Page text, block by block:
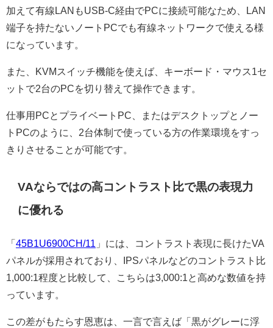
加えて有線LANもUSB-C経由でPCに接続可能なため、LAN
端子を持たないノートPCでも有線ネットワークで使える様
になっています。
また、KVMスイッチ機能を使えば、キーボード・マウス1セ
ットで2台のPCを切り替えて操作できます。
仕事用PCとプライベートPC、またはデスクトップとノー
トPCのように、2台体制で使っている方の作業環境をすっ
きりさせることが可能です。
VAならではの高コントラスト比で黒の表現力
に優れる
「 45B1U6900CH/11
」には、コントラスト表現に長けたVA
パネルが採用されており、IPSパネルなどのコントラスト比
1,000:1程度と比較して、こちらは3,000:1と高めな数値を持
っています。
この差がもたらす恩恵は、一言で言えば「黒がグレーに浮